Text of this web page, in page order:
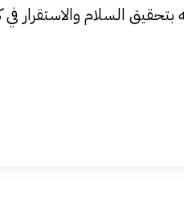
السلام والاستقرار في